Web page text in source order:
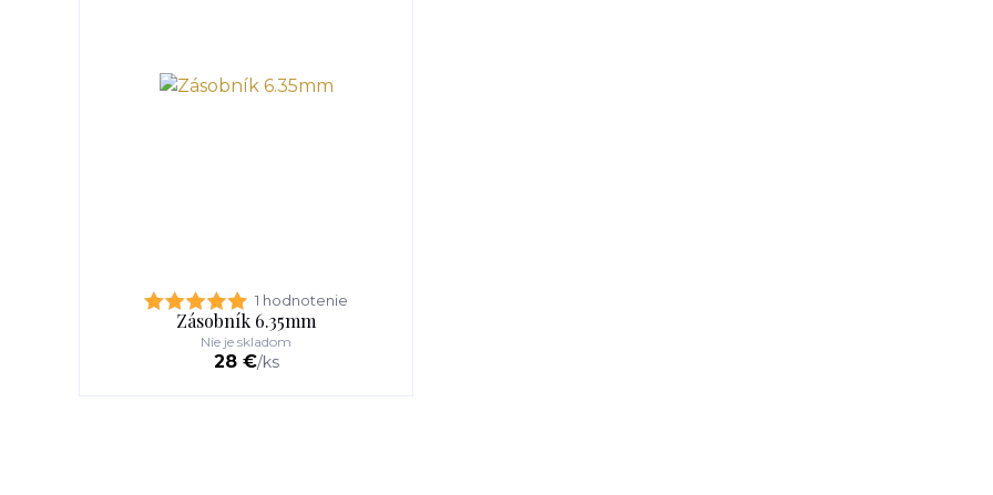
1 hodnotenie
Zásobník 6.35mm
28 €/ks
Nie je skladom